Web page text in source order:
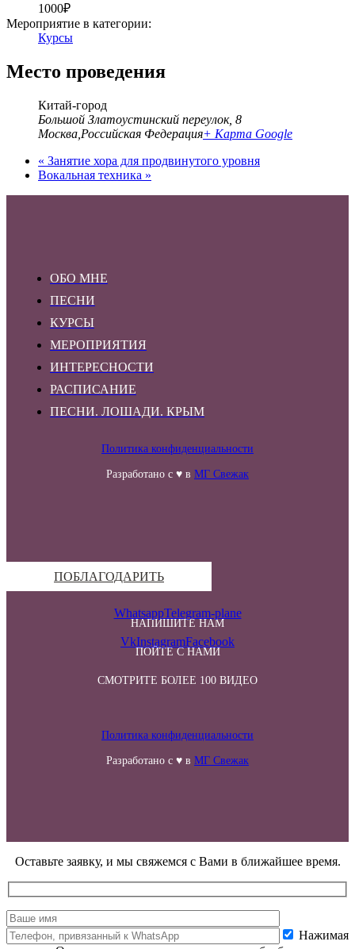
1000₽
Мероприятие в категории:
Курсы
Место проведения
Китай-город
Большой Златоустинский переулок, 8
Москва Российская Федерация+ Карта Google
« Занятие хора для продвинутого уровня
Вокальная техника »
ОБО МНЕ
ПЕСНИ
КУРСЫ
МЕРОПРИЯТИЯ
ИНТЕРЕСНОСТИ
РАСПИСАНИЕ
ПЕСНИ. ЛОШАДИ. КРЫМ
Политика конфиденциальности
Разработано с ♥ в МГ Свежак
ПОБЛАГОДАРИТЬ
НАПИШИТЕ НАМ
WhatsappTelegram-plane
ПОЙТЕ С НАМИ
VkInstagramFacebook
СМОТРИТЕ БОЛЕЕ 100 ВИДЕО
Политика конфиденциальности
Разработано с ♥ в МГ Свежак
Оставьте заявку, и мы свяжемся с Вами в ближайшее время.
Нажимая